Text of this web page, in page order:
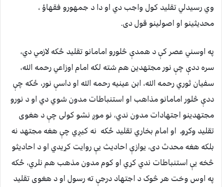
وي رسيدلي تقليد کول واجب دي او دا د جمهورو فقهاؤ ،
محديثينو او اصولينو قول دی.
په اوسني عصر کې د همدې څلورو امامانو تقليد ځکه لازمي دي،
سره ددې چې نور مجتهدين هم شته لکه امام اوزاعي رحمه الله،
سفيان ثوري رحمه الله، ابن عينيه رحمه الله او داسې نور، ځکه چې
ددې څلور امامانو مذاهب او استنباطات مدون شوي دي او د نورو
مجتهدينو اجتهادات مدون ندي، نو موږ نشو کولی چې د هغوى
تقليد وکړوـ او امام بخاري تقليد ځکه نه کيږي چې هغه مجتهد نه
بلکه هغه محدث دی، یوازې احاديث يې روايت کړيدي او د احاديثو
څخه يې استنباطات ندي کړي او کوم مدون مذهب هم نلري، ځکه
په اوس وخت هر څوک د اجتهاد درجې ته رسول او د هغوى تقليد